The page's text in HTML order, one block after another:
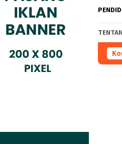
Indonesia Kompeten Teken